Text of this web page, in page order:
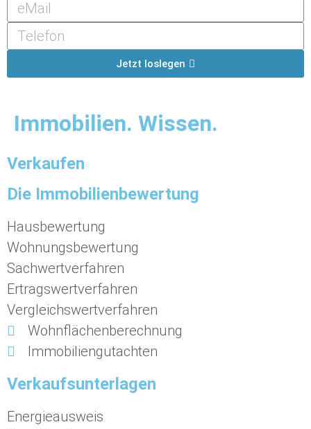
Jetzt loslegen
Immobilien. Wissen.
Verkaufen
Die Immobilienbewertung
Hausbewertung
Wohnungsbewertung
Sachwertverfahren
Ertragswertverfahren
Vergleichswertverfahren
Wohnflächenberechnung
Immobiliengutachten
Verkaufsunterlagen
Energieausweis